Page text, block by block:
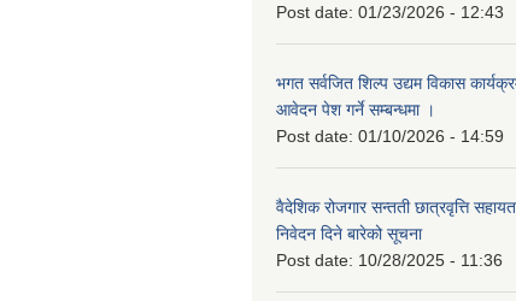
Post date: 01/23/2026 - 12:43
भगत सर्वजित शिल्प उद्यम विकास
आवेदन पेश गर्ने सम्बन्धमा ।
Post date: 01/10/2026 - 14:59
वैदेशिक रोजगार सन्तती छात्रवृत्ति
निवेदन दिने बारेको सूचना
Post date: 10/28/2025 - 11:36